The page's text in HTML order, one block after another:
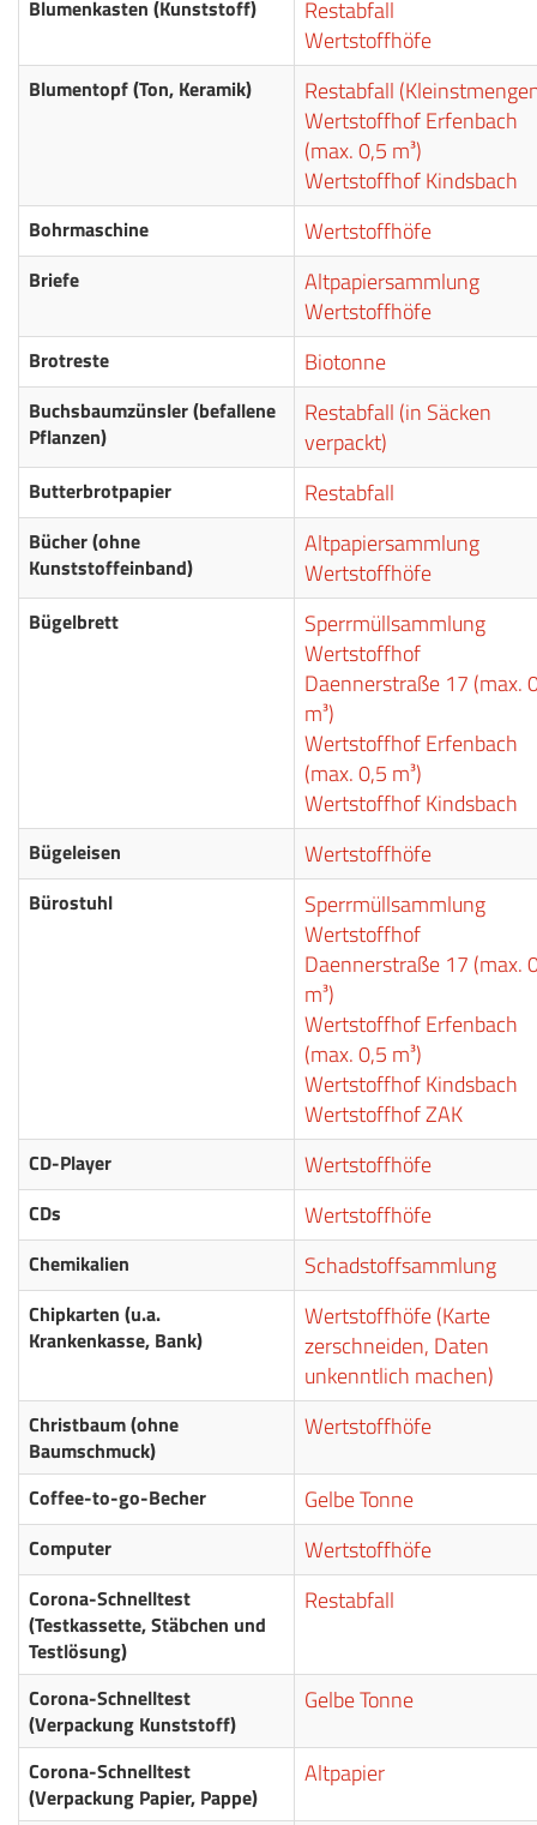
Blumenkasten (Kunststoff)
Restabfall
Wertstoffhöfe
Blumentopf (Ton, Keramik)
Restabfall
Wertstoffhof Erfenbach
(max. 0,5 m³)
Wertstoffhof Kindsbach
Bohrmaschine Wertstoffhöfe
Briefe
Altpapiersammlung
Wertstoffhöfe
Brotreste Biotonne
Buchsbaumzünsler (befallene
Pflanzen)
Restabfall (in Säcken
verpackt)
Butterbrotpapier Restabfall
Bücher (ohne
Kunststoffeinband)
Altpapiersammlung
Wertstoffhöfe
Bügelbrett
Sperrmüllsammlung
Wertstoffhof
Daennerstraße 17 (max.
m³)
Wertstoffhof Erfenbach
(max. 0,5 m³)
Wertstoffhof Kindsbach
Bügeleisen Wertstoffhöfe
Bürostuhl
Sperrmüllsammlung
Wertstoffhof
Daennerstraße 17 (max.
m³)
Wertstoffhof Erfenbach
(max. 0,5 m³)
Wertstoffhof Kindsbach
Wertstoffhof ZAK
CD-Player Wertstoffhöfe
CDs Wertstoffhöfe
Chemikalien Schadstoffsammlung
Chipkarten (u.a.
Krankenkasse, Bank)
Wertstoffhöfe (Karte
zerschneiden, Daten
unkenntlich machen)
Christbaum (ohne
Baumschmuck)
Wertstoffhöfe
Coffee-to-go-Becher Gelbe Tonne
Computer Wertstoffhöfe
Corona-Schnelltest
(Testkassette, Stäbchen und
Testlösung)
Restabfall
Corona-Schnelltest
(Verpackung Kunststoff)
Gelbe Tonne
Corona-Schnelltest
(Verpackung Papier, Pappe)
Altpapier